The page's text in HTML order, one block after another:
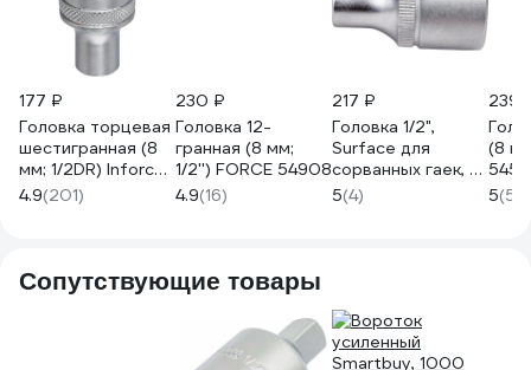
177 ₽
Головка торцевая
шестигранная (8
мм; 1/2DR) Inforce
11-01-472
4.9(201)
230 ₽
Головка 12-
гранная (8 мм;
1/2'') FORCE 54908
4.9(16)
217 ₽
Головка 1/2",
Surface для
сорванных гаек, 8
мм FORCE 54708
5(4)
239
(8
5(5)
Сопутствующие товары